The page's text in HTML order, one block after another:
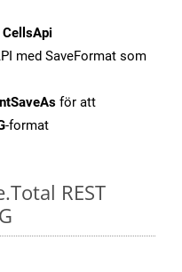
med SaveFormat som
för att
-format
REST